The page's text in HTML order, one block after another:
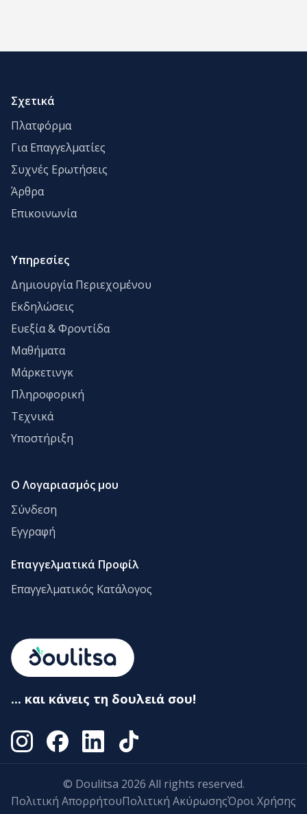
Σχετικά
Πλατφόρμα
Για Επαγγελματίες
Συχνές Ερωτήσεις
Άρθρα
Επικοινωνία
Υπηρεσίες
Δημιουργία Περιεχομένου
Εκδηλώσεις
Ευεξία & Φροντίδα
Μαθήματα
Μάρκετινγκ
Πληροφορική
Τεχνικά
Υποστήριξη
Ο Λογαριασμός μου
Σύνδεση
Εγγραφή
Επαγγελματικά Προφίλ
Επαγγελματικός Κατάλογος
... και κάνεις τη δουλειά σου!
© Doulitsa 2026 All rights reserved.
Πολιτική ΑπορρήτουΠολιτική ΑκύρωσηςΌροι Χρήσης